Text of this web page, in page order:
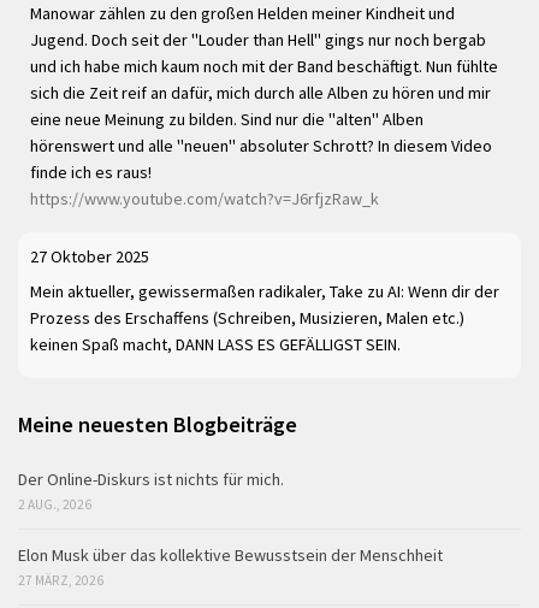
Manowar zählen zu den großen Helden meiner Kindheit und
Jugend. Doch seit der "Louder than Hell" gings nur noch bergab
und ich habe mich kaum noch mit der Band beschäftigt. Nun fühlte
sich die Zeit reif an dafür, mich durch alle Alben zu hören und mir
eine neue Meinung zu bilden. Sind nur die "alten" Alben
hörenswert und alle "neuen" absoluter Schrott? In diesem Video
finde ich es raus!
https://www.youtube.com/watch?v=J6rfjzRaw_k
27 Oktober 2025
Mein aktueller, gewissermaßen radikaler, Take zu AI: Wenn dir der
Prozess des Erschaffens (Schreiben, Musizieren, Malen etc.)
keinen Spaß macht, DANN LASS ES GEFÄLLIGST SEIN.
Meine neuesten Blogbeiträge
Der Online-Diskurs ist nichts für mich.
2 AUG., 2026
Elon Musk über das kollektive Bewusstsein der Menschheit
27 MÄRZ, 2026